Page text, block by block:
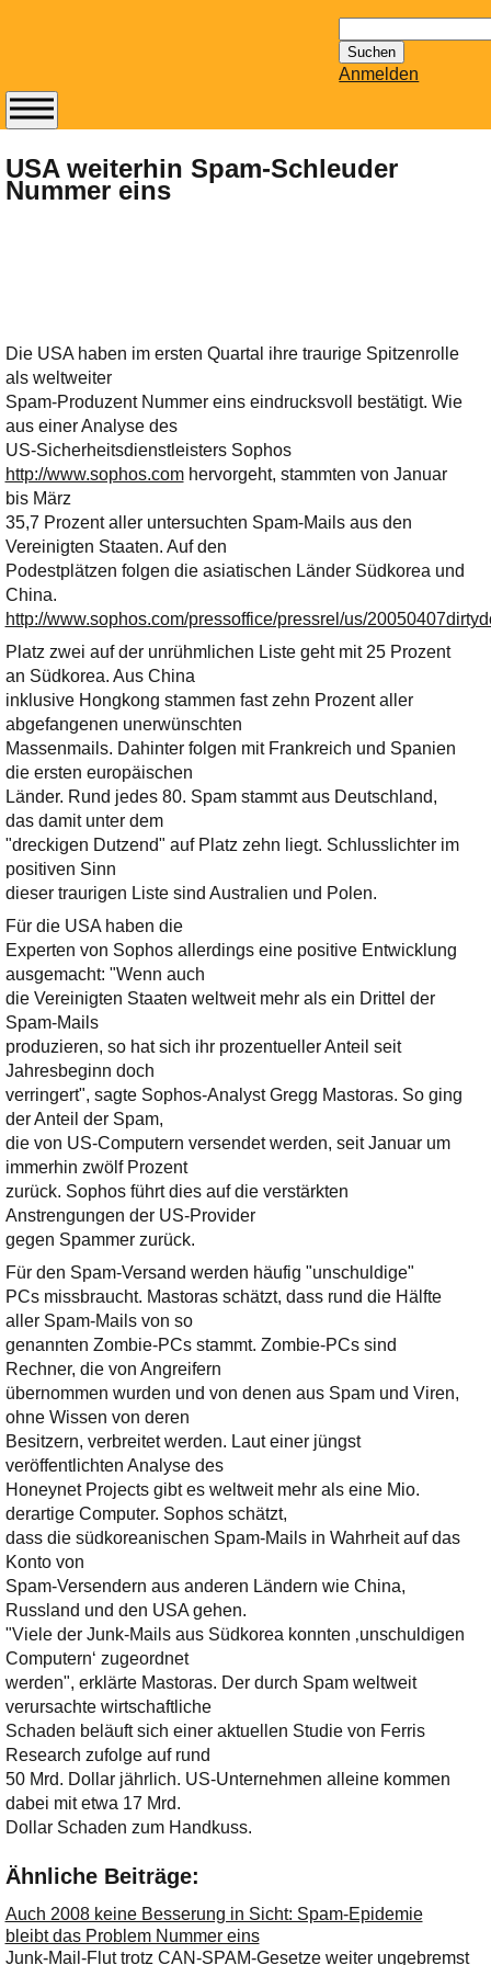
nach:
Anmelden
USA weiterhin Spam-Schleuder
Nummer eins
Die USA haben im ersten Quartal ihre traurige Spitzenrolle
als weltweiter
Spam-Produzent Nummer eins eindrucksvoll bestätigt. Wie
aus einer Analyse des
US-Sicherheitsdienstleisters Sophos
http://www.sophos.comhervorgeht, stammten von Januar
bis März
35,7 Prozent aller untersuchten Spam-Mails aus den
Vereinigten Staaten. Auf den
Podestplätzen folgen die asiatischen Länder Südkorea und
China.
http://www.sophos.com/pressoffice/pressrel/us/
Platz zwei auf der unrühmlichen Liste geht mit 25 Prozent
an Südkorea. Aus China
inklusive Hongkong stammen fast zehn Prozent aller
abgefangenen unerwünschten
Massenmails. Dahinter folgen mit Frankreich und Spanien
die ersten europäischen
Länder. Rund jedes 80. Spam stammt aus Deutschland,
das damit unter dem
"dreckigen Dutzend" auf Platz zehn liegt. Schlusslichter im
positiven Sinn
dieser traurigen Liste sind Australien und Polen.
Für die USA haben die
Experten von Sophos allerdings eine positive Entwicklung
ausgemacht: "Wenn auch
die Vereinigten Staaten weltweit mehr als ein Drittel der
Spam-Mails
produzieren, so hat sich ihr prozentueller Anteil seit
Jahresbeginn doch
verringert", sagte Sophos-Analyst Gregg Mastoras. So ging
der Anteil der Spam,
die von US-Computern versendet werden, seit Januar um
immerhin zwölf Prozent
zurück. Sophos führt dies auf die verstärkten
Anstrengungen der US-Provider
gegen Spammer zurück.
Für den Spam-Versand werden häufig "unschuldige"
PCs missbraucht. Mastoras schätzt, dass rund die Hälfte
aller Spam-Mails von so
genannten Zombie-PCs stammt. Zombie-PCs sind
Rechner, die von Angreifern
übernommen wurden und von denen aus Spam und Viren,
ohne Wissen von deren
Besitzern, verbreitet werden. Laut einer jüngst
veröffentlichten Analyse des
Honeynet Projects gibt es weltweit mehr als eine Mio.
derartige Computer. Sophos schätzt,
dass die südkoreanischen Spam-Mails in Wahrheit auf das
Konto von
Spam-Versendern aus anderen Ländern wie China,
Russland und den USA gehen.
"Viele der Junk-Mails aus Südkorea konnten ‚unschuldigen
Computern‘ zugeordnet
werden", erklärte Mastoras. Der durch Spam weltweit
verursachte wirtschaftliche
Schaden beläuft sich einer aktuellen Studie von Ferris
Research zufolge auf rund
50 Mrd. Dollar jährlich. US-Unternehmen alleine kommen
dabei mit etwa 17 Mrd.
Dollar Schaden zum Handkuss.
Ähnliche Beiträge:
Auch 2008 keine Besserung in Sicht: Spam-Epidemie
bleibt das Problem Nummer eins
Junk-Mail-Flut trotz CAN-SPAM-Gesetze weiter ungebremst
Abonnieren Sie den
14-tägig
erscheinenden
bereithält!
Wie z.B. Outlook,
GMail, Thunderbird
oder auch
KuNoMail, usw.
Ihre E-Mail
Adresse:
E-Mail
E-Mail bestätigen